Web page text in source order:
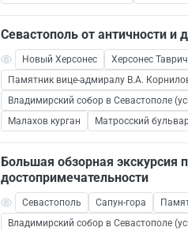
Севастополь от античности и
Новый Херсонес Херсонес
Памятник вице-адмиралу В.А.
Владимирский собор в Севастополе
Малахов курган
Матросский
Большая обзорная экскурсия
достопримечательности
Севастополь Сапун-гора
Владимирский собор в Севастополе